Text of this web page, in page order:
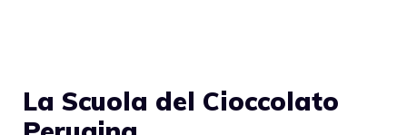
La Scuola del Cioccolato